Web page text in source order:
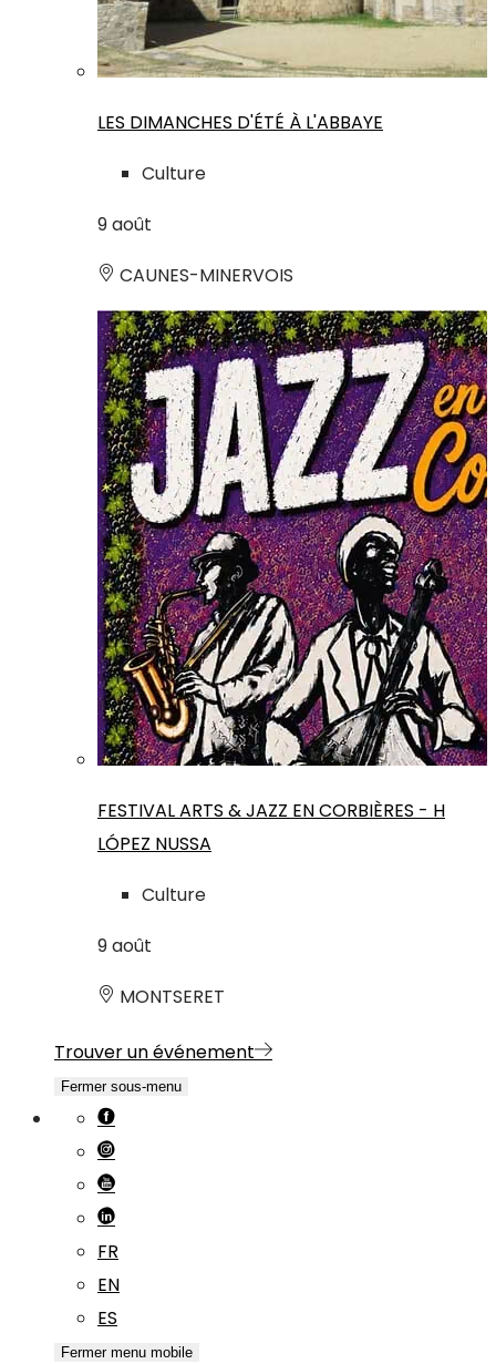
LES DIMANCHES D'ÉTÉ À L'ABBAYE
Culture
9août
CAUNES-MINERVOIS
FESTIVAL ARTS & JAZZ EN CORBIÈRES - H
LÓPEZ NUSSA
Culture
9août
MONTSERET
Trouver un événement
Fermer sous-menu
FR
EN
ES
Fermer menu mobile